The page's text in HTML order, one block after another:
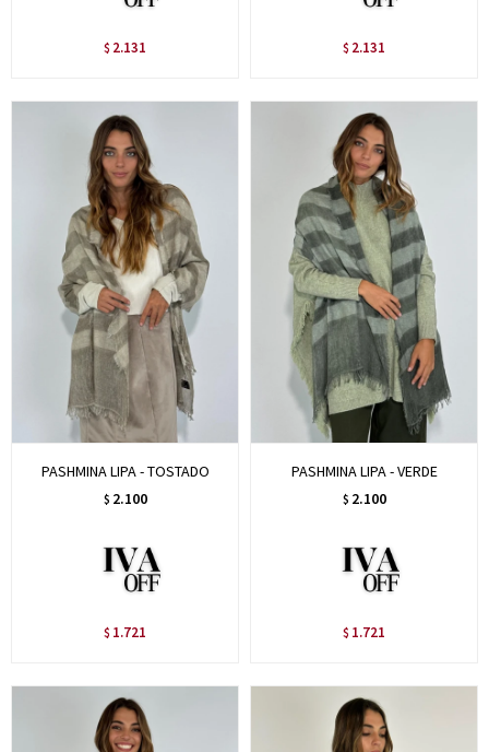
$ 2.131 $ 2.131
PASHMINA LIPA - TOSTADO
$ 2.100
$ 1.721
PASHMINA LIPA - VERDE
$ 2.100
$ 1.721